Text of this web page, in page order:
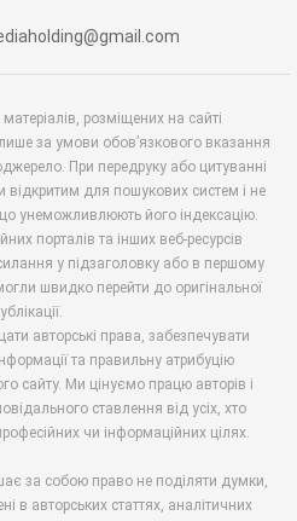
розміщених на сайті
за умови обов’язкового вказання
При передруку або цитуванні
відкритим для пошукових систем і не
унеможливлюють його індексацію.
порталів та інших веб-ресурсів
у підзаголовку або в першому
швидко перейти до оригінальної
авторські права, забезпечувати
та правильну атрибуцію
сайту. Ми цінуємо працю авторів і
ставлення від усіх, хто
чи інформаційних цілях.
за собою право не поділяти думки,
в авторських статтях, аналітичних